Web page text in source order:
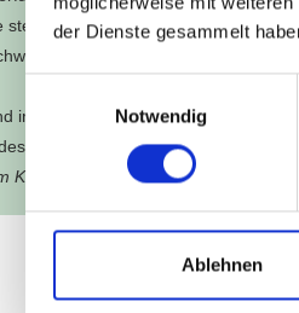
der Dienste gesammelt
Notwendig
Ablehnen
Lernkurve, die es braucht,
und weißen Künstler*innen
im Gedächtnis. Nicht nur aufgrund
eindrücklichen, immersiven
Kurt-Hackenberg-Preis von Jan